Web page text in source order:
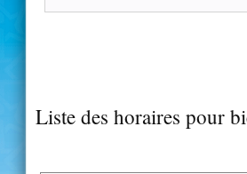
Liste des horaires pour